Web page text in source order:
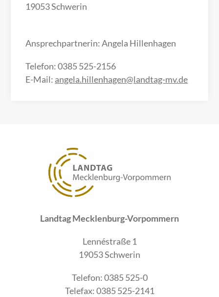
19053 Schwerin
Ansprechpartnerin: Angela Hillenhagen
Telefon: 0385 525-2156
E-Mail: angela.hillenhagen@landtag-mv.de
Landtag Mecklenburg-Vorpommern
Lennéstraße 1
19053 Schwerin
Telefon: 0385 525-0
Telefax: 0385 525-2141